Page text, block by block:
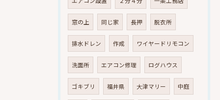
窓の上 同じ家 長押 脱衣所
排水ドレン 作成 ワイヤードリモコン
洗面所 エアコン修理 ログハウス
ゴキブリ 福井県 大津マリー 中庭